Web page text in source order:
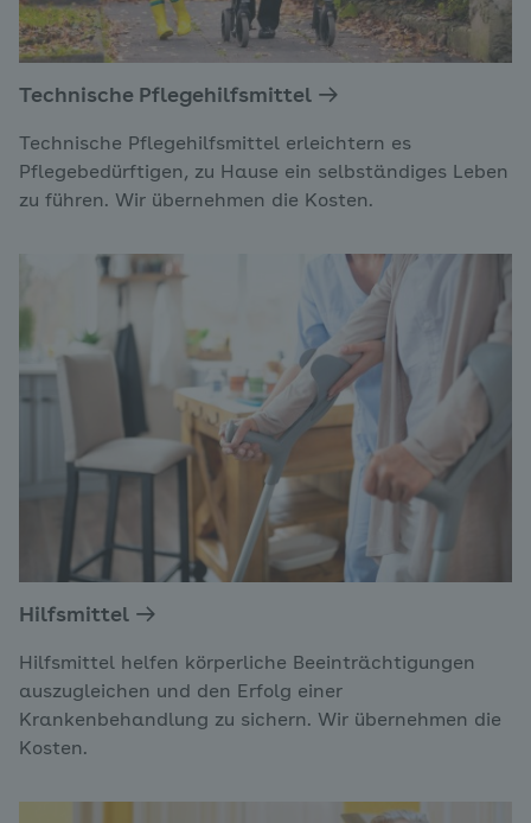
Technische Pflegehilfsmittel
Technische Pflegehilfsmittel erleichtern es
Pflegebedürftigen, zu Hause ein selbständiges Leben
zu führen. Wir übernehmen die Kosten.
Hilfsmittel
Hilfsmittel helfen körperliche Beeinträchtigungen
auszugleichen und den Erfolg einer
Krankenbehandlung zu sichern. Wir übernehmen die
Kosten.